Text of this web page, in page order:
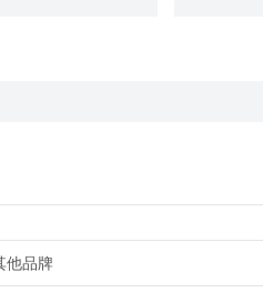
他品牌